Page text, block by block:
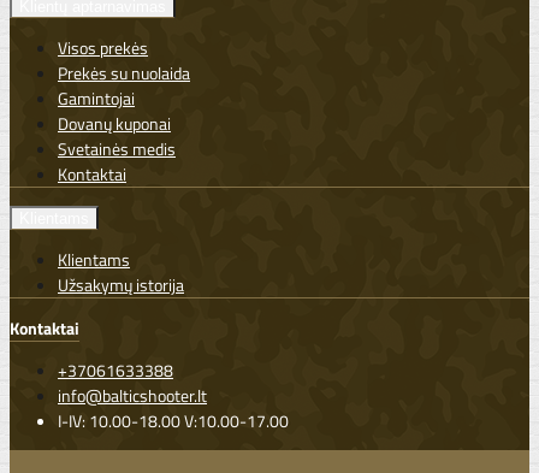
Visos prekės
Prekės su nuolaida
Gamintojai
Dovanų kuponai
Svetainės medis
Kontaktai
Klientams
Užsakymų istorija
Kontaktai
+37061633388
info@balticshooter.lt
I-IV: 10.00-18.00 V:10.00-17.00